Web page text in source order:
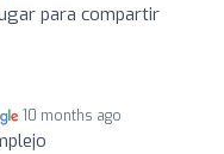
para compartir
10 months ago